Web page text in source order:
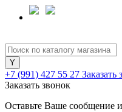
+7 (991) 427 55 27 Заказать
Заказать звонок
Оставьте Ваше сообщение